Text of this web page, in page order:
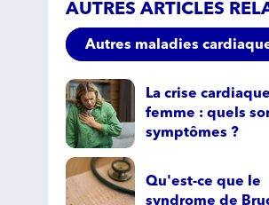
AUTRES ARTICLES
Autres maladies
La crise
femme : quels
symptômes ?
Qu'est-ce que le
syndrome de